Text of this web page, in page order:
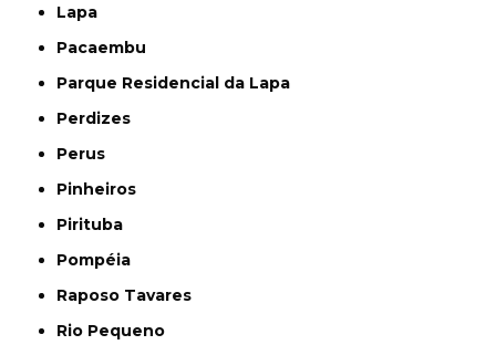
Lapa
Pacaembu
Parque Residencial da Lapa
Perdizes
Perus
Pinheiros
Pirituba
Pompéia
Raposo Tavares
Rio Pequeno